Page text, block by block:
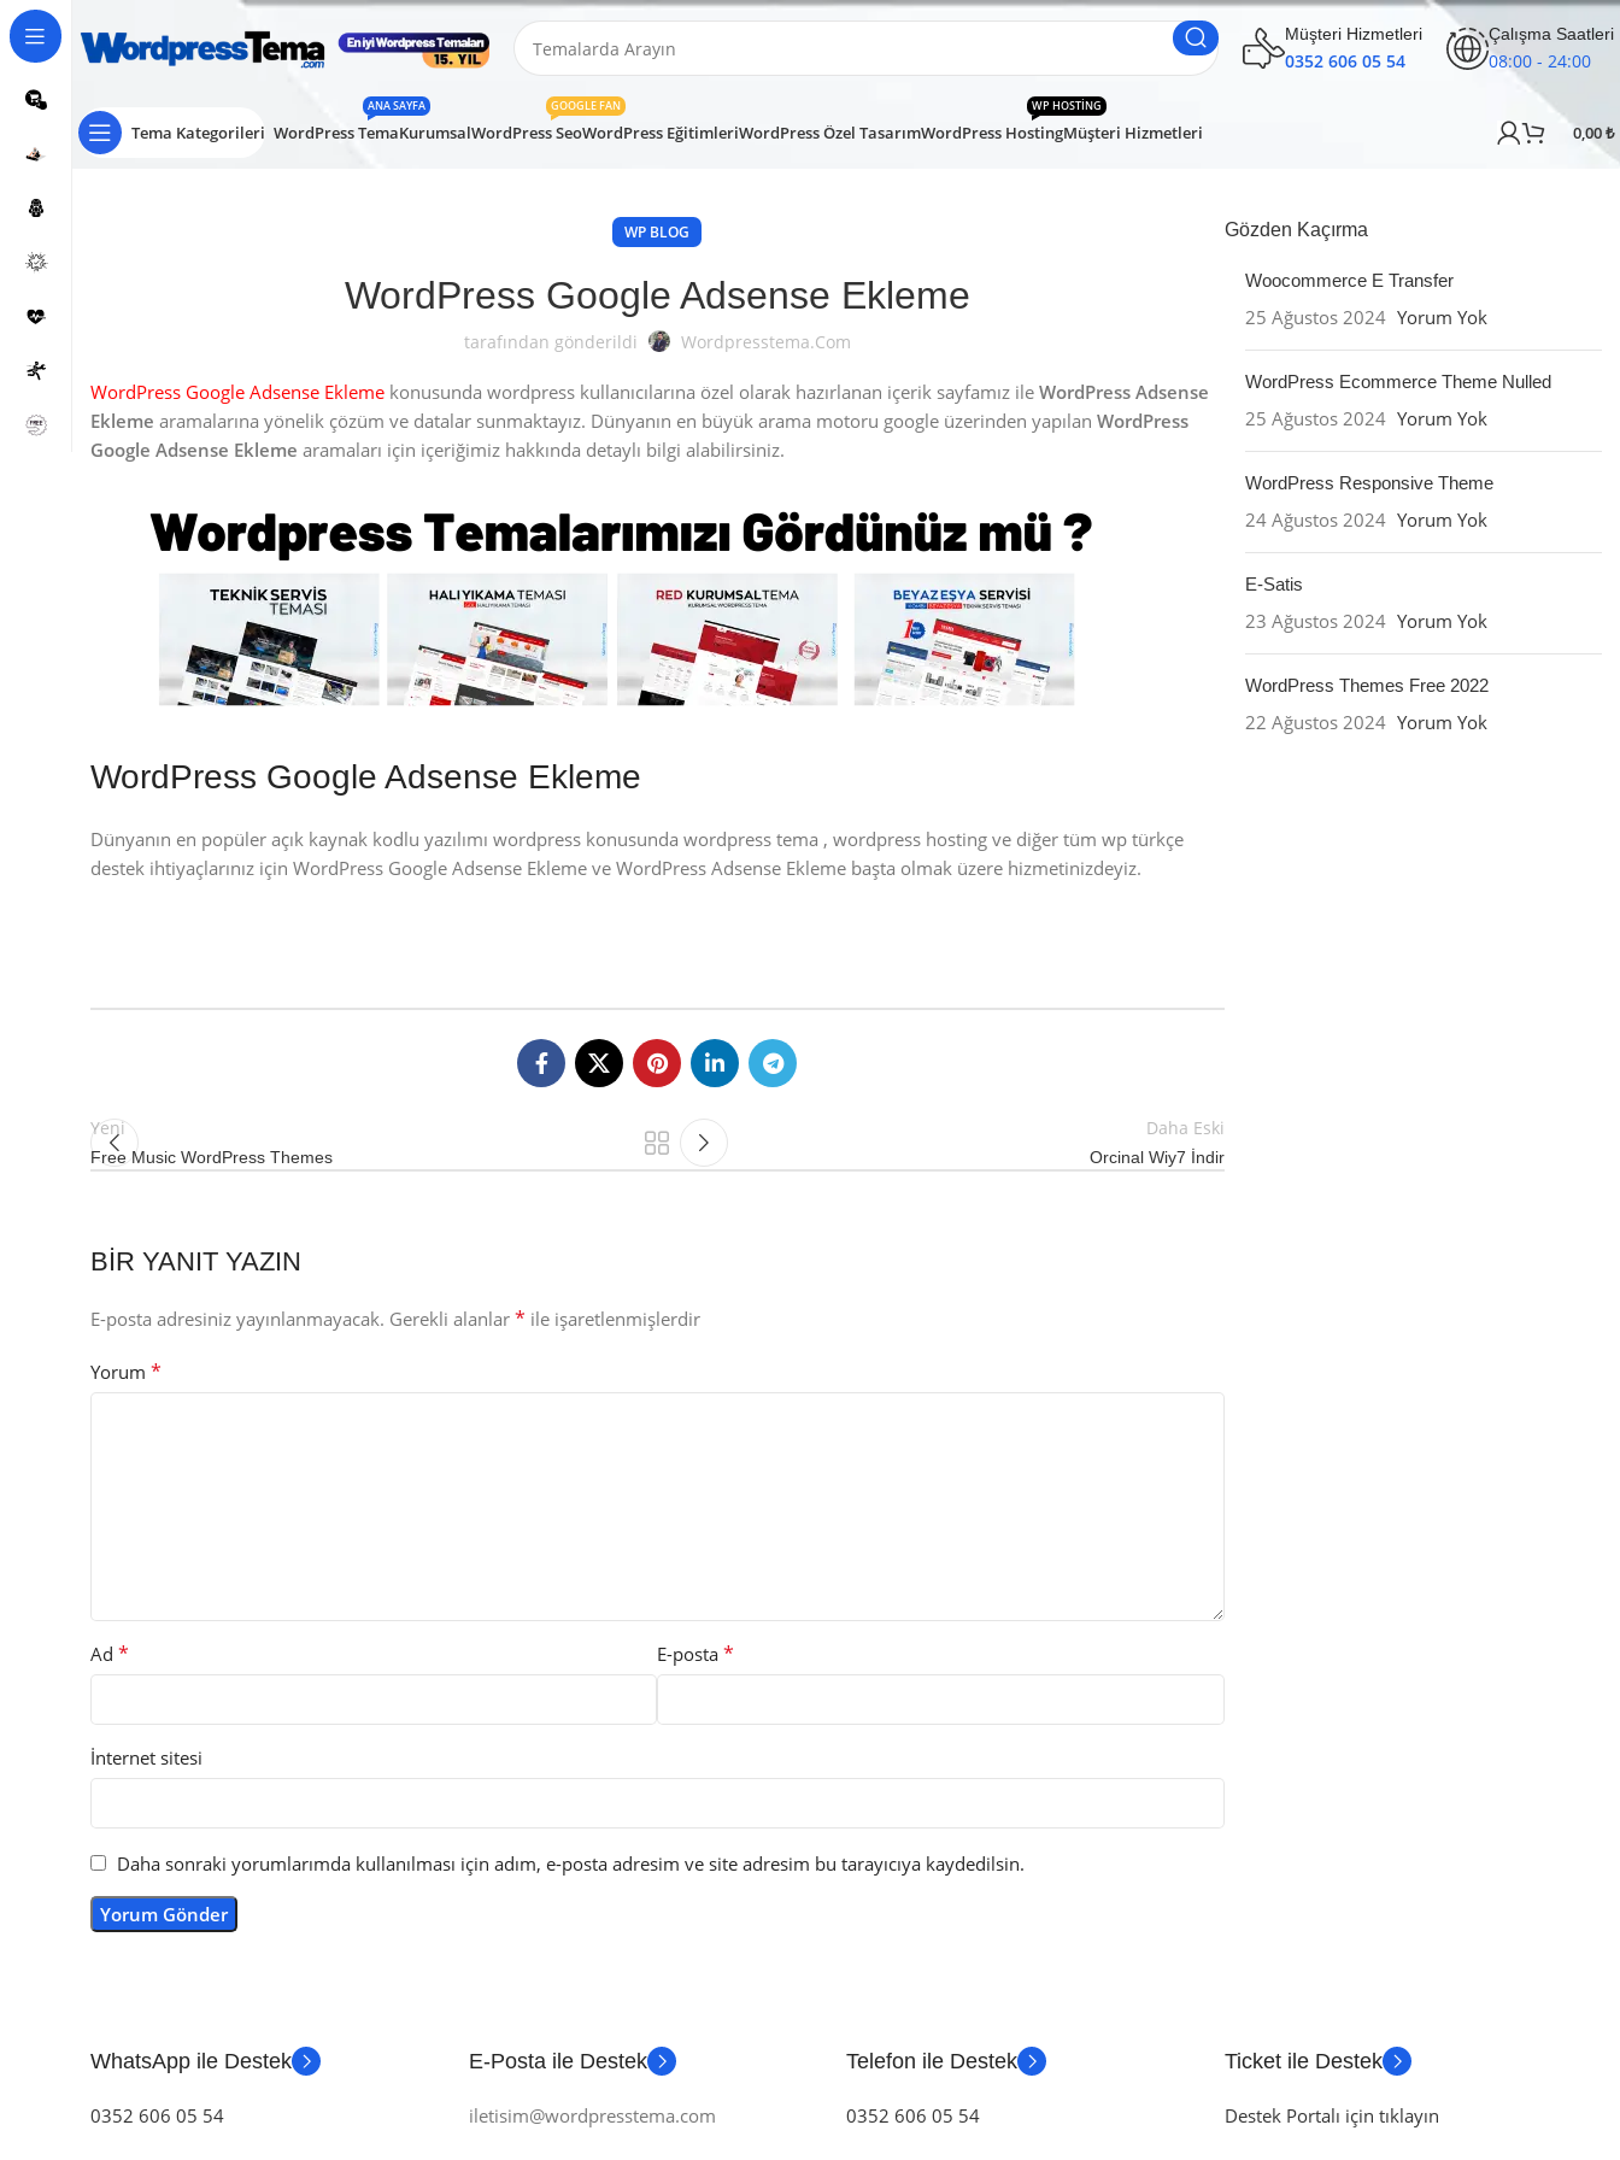
Müşteri Hizmetleri
0352 606 05 54
Çalışma Saatleri
08:00 - 24:00
Tema Kategorileri WordPress Tema
ANA SAYFA
KurumsalWordPress Seo
GOOGLE FAN
WordPress EğitimleriWordPress Özel TasarımWordPress Hosting
WP HOSTING
Müşteri Hizmetleri 0,00₺
WP BLOG
WordPress Google Adsense Ekleme
tarafından gönderildi Wordpresstema.com
WordPress Google Adsense Ekleme konusunda wordpress kullanıcılarına özel olarak hazırlanan içerik sayfamız ile WordPress Adsense
Ekleme aramalarına yönelik çözüm ve datalar sunmaktayız. Dünyanın en büyük arama motoru google üzerinden yapılan WordPress
Google Adsense Ekleme aramaları için içeriğimiz hakkında detaylı bilgi alabilirsiniz.
WordPress Google Adsense Ekleme
Dünyanın en popüler açık kaynak kodlu yazılımı wordpress konusunda wordpress tema , wordpress hosting ve diğer tüm wp türkçe
destek ihtiyaçlarınız için WordPress Google Adsense Ekleme ve WordPress Adsense Ekleme başta olmak üzere hizmetinizdeyiz.
Yeni
Free Music WordPress Themes
Daha Eski
Orcinal Wiy7 İndir
BIR YANIT YAZIN
E-posta adresiniz yayınlanmayacak. Gerekli alanlar * ile işaretlenmişlerdir
Yorum *
Ad * E-posta*
İnternet sitesi
Daha sonraki yorumlarımda kullanılması için adım, e-posta adresim ve site adresim bu tarayıcıya kaydedilsin.
Gözden Kaçırma
Woocommerce E Transfer
25 Ağustos 2024 Yorum Yok
WordPress Ecommerce Theme Nulled
25 Ağustos 2024 Yorum Yok
WordPress Responsive Theme
24 Ağustos 2024 Yorum Yok
E-Satis
23 Ağustos 2024 Yorum Yok
WordPress Themes Free 2022
22 Ağustos 2024 Yorum Yok
WhatsApp ile Destek
0352 606 05 54
E-Posta ile Destek
iletisim@wordpresstema.com
Telefon ile Destek
0352 606 05 54
Ticket ile Destek
Destek Portalı için tıklayın